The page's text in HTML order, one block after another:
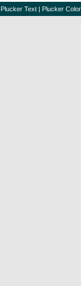
Plucker Text | Plucker Color